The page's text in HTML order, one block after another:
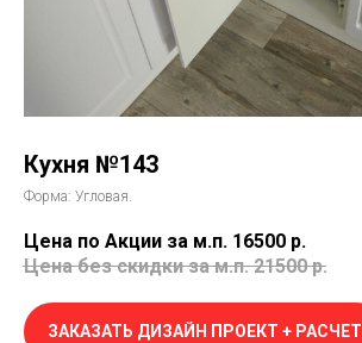
Кухня №143
Форма: Угловая.
Цена по Акции за м.п. 16500 р.
Цена без скидки за м.п. 21500 р.
ЗАКАЗАТЬ ДИЗАЙН ПРОЕКТ + РАСЧЕТ